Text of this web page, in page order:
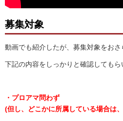
募集対象
動画でも紹介したが、募集対象をおさ
下記の内容をしっかりと確認してもら
・プロアマ問わず
(但し、どこかに所属している場合は